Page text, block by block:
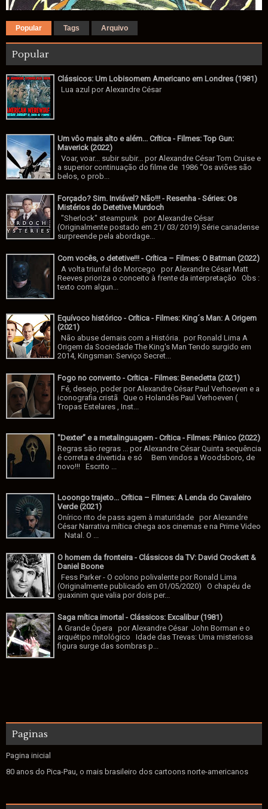
Popular Tags Arquivo
Popular
Clássicos: Um Lobisomem Americano em Londres (1981)
Lua azul por Alexandre César
Um vôo mais alto e além... Crítica - Filmes: Top Gun:
Maverick (2022)
Voar, voar... subir subir... por Alexandre César Tom Cruise e
a superior continuação do filme de 1986 “Os aviões são
belos, o prob...
Forçado? Sim. Inviável? Não!!! - Resenha - Séries: Os
Mistérios do Detetive Murdoch
"Sherlock" steampunk por Alexandre César
(Originalmente postado em 21/ 03/ 2019) Série canadense
surpreende pela abordage...
Com vocês, o detetive!!! - Crítica – Filmes: O Batman (2022)
A volta triunfal do Morcego por Alexandre César Matt
Reeves prioriza o conceito à frente da interpretação Obs :
texto com algun...
Equívoco histórico - Crítica - Filmes: King´s Man: A Origem
(2021)
Não abuse demais com a História. por Ronald Lima A
Origem da Sociedade The King's Man Tendo surgido em
2014, Kingsman: Serviço Secret...
Fogo no convento - Crítica - Filmes: Benedetta (2021)
Fé, desejo, poder por Alexandre César Paul Verhoeven e a
iconografia cristã Que o Holandês Paul Verhoeven (
Tropas Estelares , Inst...
"Dexter" e a metalinguagem - Crítica - Filmes: Pânico (2022)
Regras são regras ... por Alexandre César Quinta sequência
é correta e divertida e só Bem vindos a Woodsboro, de
novo!!! Escrito ...
Looongo trajeto... Crítica – Filmes: A Lenda do Cavaleiro
Verde (2021)
Onírico rito de pass agem à maturidade por Alexandre
César Narrativa mítica chega aos cinemas e na Prime Video
Natal. O ...
O homem da fronteira - Clássicos da TV: David Crockett &
Daniel Boone
Fess Parker - O colono polivalente por Ronald Lima
(Originalmente publicado em 01/05/2020) O chapéu de
guaxinim que valia por dois per...
Saga mítica imortal - Clássicos: Excalibur (1981)
A Grande Ópera por Alexandre César John Borman e o
arquétipo mitológico Idade das Trevas: Uma misteriosa
figura surge das sombras p...
Paginas
Pagina inicial
80 anos do Pica-Pau, o mais brasileiro dos cartoons norte-americanos